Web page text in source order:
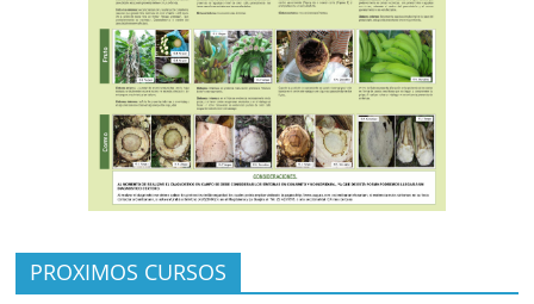
PROXIMOS CURSOS